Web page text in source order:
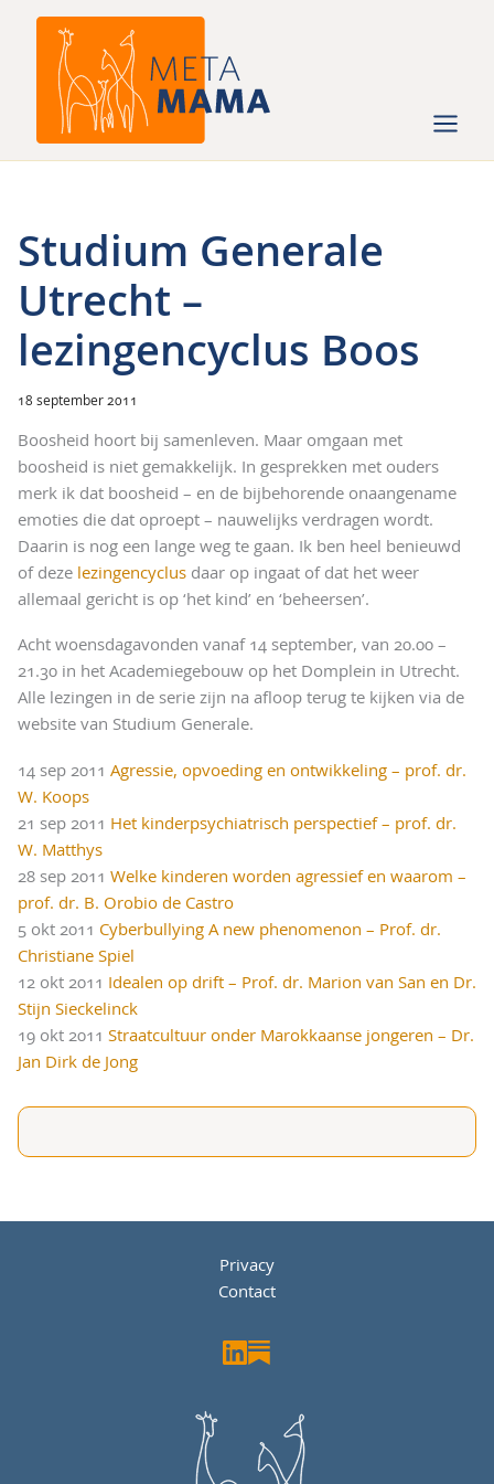
Studium Generale
Utrecht –
lezingencyclus Boos
18 september 2011
Boosheid hoort bij samenleven. Maar omgaan met
boosheid is niet gemakkelijk. In gesprekken met ouders
merk ik dat boosheid – en de bijbehorende onaangename
emoties die dat oproept – nauwelijks verdragen wordt.
Daarin is nog een lange weg te gaan. Ik ben heel benieuwd
of deze lezingencyclus daar op ingaat of dat het weer
allemaal gericht is op ‘het kind’ en ‘beheersen’.
Acht woensdagavonden vanaf 14 september, van 20.00 –
21.30 in het Academiegebouw op het Domplein in Utrecht.
Alle lezingen in de serie zijn na afloop terug te kijken via de
website van Studium Generale.
14 sep 2011 Agressie, opvoeding en ontwikkeling – prof. dr.
W. Koops
21 sep 2011 Het kinderpsychiatrisch perspectief – prof. dr.
W. Matthys
28 sep 2011 Welke kinderen worden agressief en waarom –
prof. dr. B. Orobio de Castro
5 okt 2011 Cyberbullying A new phenomenon – Prof. dr.
Christiane Spiel
12 okt 2011 Idealen op drift – Prof. dr. Marion van San en Dr.
Stijn Sieckelinck
19 okt 2011 Straatcultuur onder Marokkaanse jongeren – Dr.
Jan Dirk de Jong
Privacy
Contact